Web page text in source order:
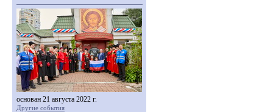
основан 21 августа 2022 г.
Другие события